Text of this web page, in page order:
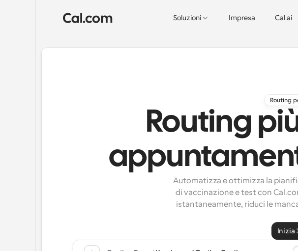
Soluzioni Impresa Cal.ai
Routing
Routing
Automatizza e ottimizza la
di vaccinazione e test con
istantaneamente, riduci le
Inizia